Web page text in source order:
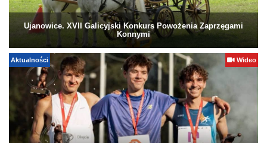
Ujanowice. XVII Galicyjski Konkurs Powożenia Zaprzęgami
Konnymi
Aktualności Wideo